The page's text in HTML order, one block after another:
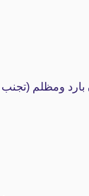
ومظلم